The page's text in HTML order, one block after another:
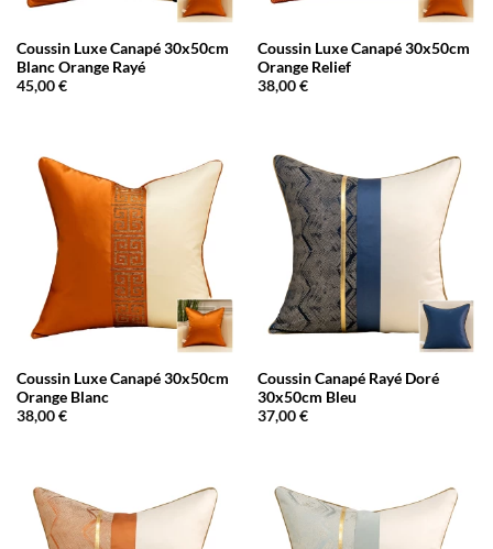
Coussin Luxe Canapé 30x50cm
Blanc Orange Rayé
45,00€
Coussin Luxe Canapé 30x50cm
Orange Relief
38,00€
Coussin Luxe Canapé 30x50cm
Orange Blanc
38,00€
Coussin Canapé Rayé Doré
30x50cm Bleu
37,00€